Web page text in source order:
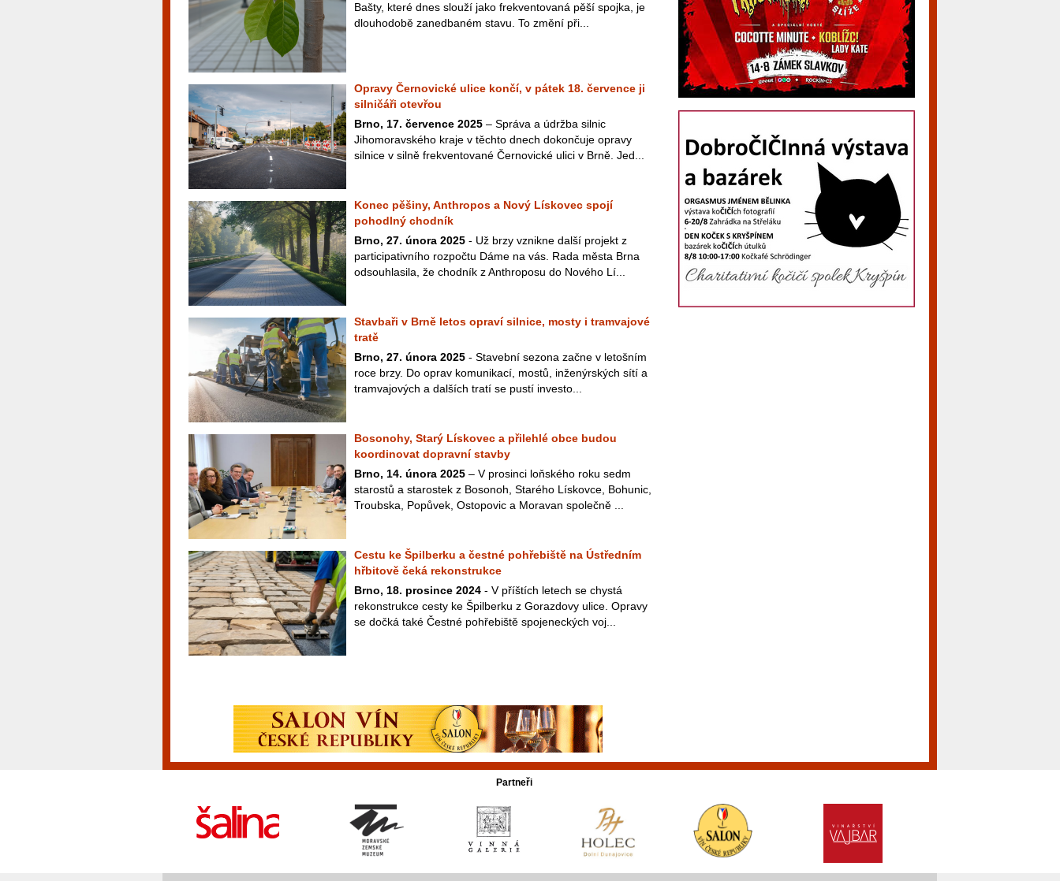
Bašty, které dnes slouží jako frekventovaná pěší spojka, je
dlouhodobě zanedbaném stavu. To změní při...
Opravy Černovické ulice končí, v pátek 18. července ji
silničáři otevřou
Brno, 17. července 2025 – Správa a údržba silnic
Jihomoravského kraje v těchto dnech dokončuje opravy
silnice v silně frekventované Černovické ulici v Brně. Jed...
Konec pěšiny, Anthropos a Nový Lískovec spojí
pohodlný chodník
Brno, 27. února 2025 - Už brzy vznikne další projekt z
participativního rozpočtu Dáme na vás. Rada města Brna
odsouhlasila, že chodník z Anthroposu do Nového Lí...
Stavbaři v Brně letos opraví silnice, mosty i tramvajové
tratě
Brno, 27. února 2025 - Stavební sezona začne v letošním
roce brzy. Do oprav komunikací, mostů, inženýrských sítí a
tramvajových a dalších tratí se pustí investo...
Bosonohy, Starý Lískovec a přilehlé obce budou
koordinovat dopravní stavby
Brno, 14. února 2025 – V prosinci loňského roku sedm
starostů a starostek z Bosonoh, Starého Lískovce, Bohunic,
Troubska, Popůvek, Ostopovic a Moravan společně ...
Cestu ke Špilberku a čestné pohřebiště na Ústředním
hřbitově čeká rekonstrukce
Brno, 18. prosince 2024 - V příštích letech se chystá
rekonstrukce cesty ke Špilberku z Gorazdovy ulice. Opravy
se dočká také Čestné pohřebiště spojeneckých voj...
Partneři